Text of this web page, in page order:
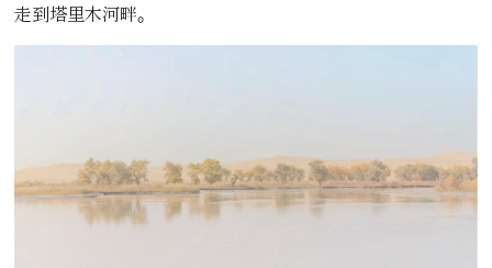
走到塔里木河畔。